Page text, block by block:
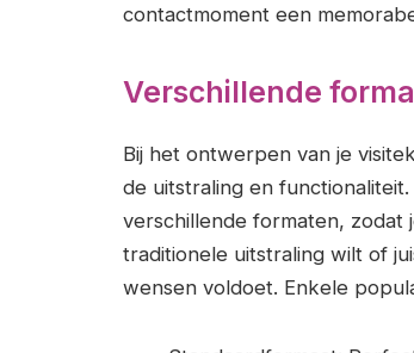
contactmoment een
Verschillende
Bij het ontwerpen van je
de uitstraling en
verschillende formaten, zodat
traditionele uitstraling wilt of
wensen voldoet. Enkele